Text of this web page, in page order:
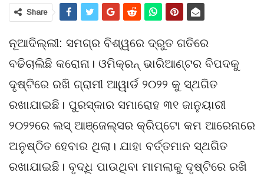
Share
ନୂଆଦିଲ୍ଲୀ: ସମଗ୍ର ବିଶ୍ୱରେ ଦ୍ରୁତ ଗତିରେ
ବଢିଚାଲିଛି କରୋନା। ଓମିକ୍ରନ୍ ଭାରିଆଣ୍ଟର ବିପଦକୁ
ଦୃଷ୍ଟିରେ ରଖି ଗ୍ରାମୀ ଆୱାର୍ଡ ୨୦୨୨ କୁ ସ୍ଥଗିତ
ରଖାଯାଇଛି। ପୁରସ୍କାର ସମାରୋହ ୩୧ ଜାନୁୟାରୀ
୨୦୨୨ରେ ଲସ୍ ଆଞ୍ଜେଲ୍ସର କ୍ରିପ୍ଟୋ କମ ଆରେନାରେ
ଅନୁଷ୍ଠିତ ହେବାର ଥିଲା। ଯାହା ବର୍ତ୍ତମାନ ସ୍ଥଗିତ
ରଖାଯାଇଛି। ବୃଦ୍ଧି ପାଉଥିବା ମାମଲାକୁ ଦୃଷ୍ଟିରେ ରଖି